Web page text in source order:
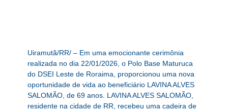
Uiramutã/RR/ – Em uma emocionante cerimônia
realizada no dia 22/01/2026, o Polo Base Maturuca
do DSEI Leste de Roraima, proporcionou uma nova
oportunidade de vida ao beneficiário LAVINA ALVES
SALOMÃO, de 69 anos. LAVINA ALVES SALOMÃO,
residente na cidade de RR, recebeu uma cadeira de